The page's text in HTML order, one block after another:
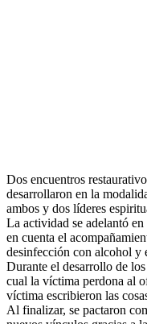
Dos encuentros
desarrollaron en la
ambos y dos líderes
La actividad se adelantó
en cuenta el
desinfección con alcohol y
Durante el desarrollo de
cual la víctima perdona al
víctima escribieron las
Al finalizar, se pactaron